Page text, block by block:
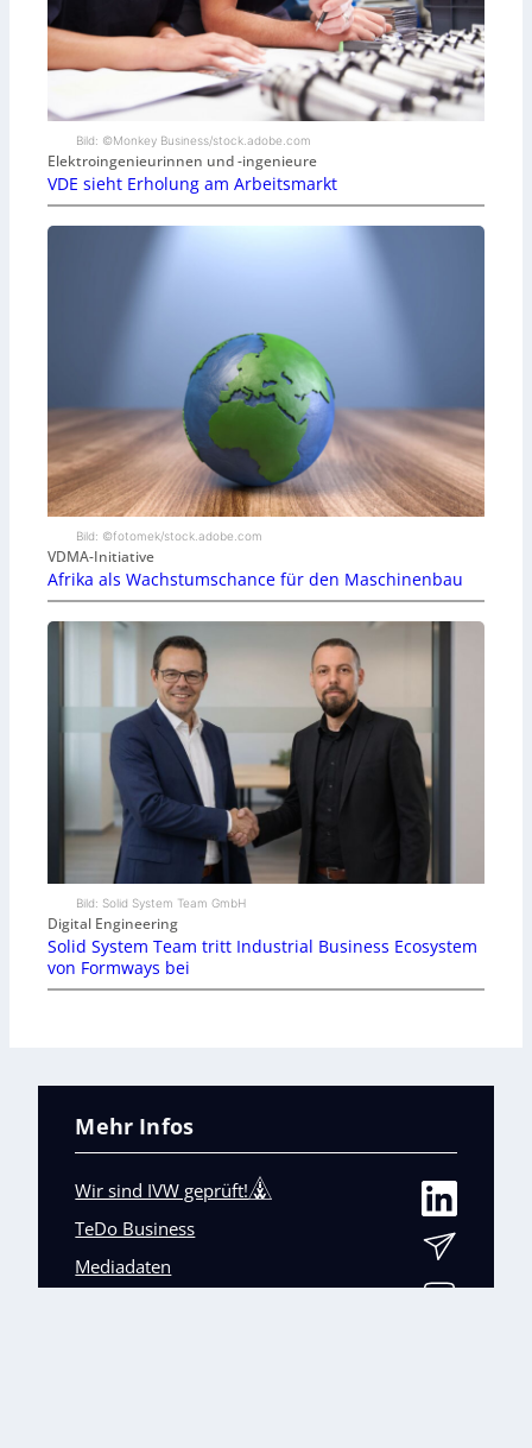
Bild: ©Monkey Business/stock.adobe.com
Elektroingenieurinnen und -ingenieure
VDE sieht Erholung am Arbeitsmarkt
Bild: ©fotomek/stock.adobe.com
VDMA-Initiative
Afrika als Wachstumschance für den Maschinenbau
Bild: Solid System Team GmbH
Digital Engineering
Solid System Team tritt Industrial Business Ecosystem
von Formways bei
Mehr Infos
Wir sind IVW geprüft!
TeDo Business
Mediadaten